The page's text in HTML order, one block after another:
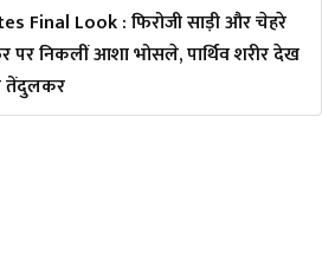
Final Look : फिरोजी साड़ी और चेहरे
निकलीं आशा भोसले, पार्थिव शरीर देख
तेंदुलकर